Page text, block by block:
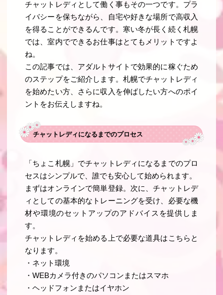
チャットレディとして働く事もその一つです。プラ
イバシーを保ちながら、自宅や好きな場所で高収入
を得ることができるんです。寒い冬が長く続く札幌
では、室内でできるお仕事はとてもメリットですよ
ね。
この記事では、アダルトサイトで効果的に稼ぐため
のステップをご紹介します。札幌でチャットレディ
を始めたい方、さらに収入を伸ばしたい方へのポイ
ントをお伝えしますね。
チャットレディになるまでのプロセス
「ちょこ札幌」でチャットレディになるまでのプロ
セスはシンプルで、誰でも安心して始められます。
まずはオンラインで簡単登録。次に、チャットレデ
ィとしての基本的なトレーニングを受け、必要な機
材や環境のセットアップのアドバイスを提供しま
す。
チャットレディを始める上で必要な道具はこちらと
なります。
・ ネット環境
・WEBカメラ付きのパソコンまたはスマホ
・ヘッドフォンまたはイヤホン